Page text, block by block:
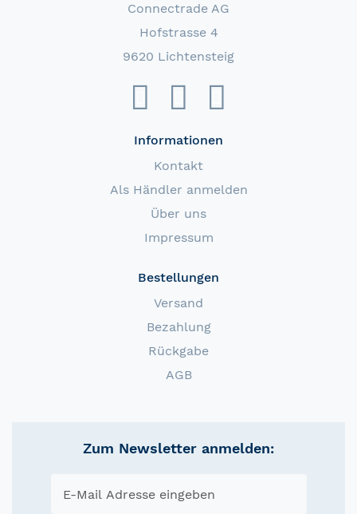
Connectrade AG
Hofstrasse 4
9620 Lichtensteig
Informationen
Kontakt
Als Händler anmelden
Über uns
Impressum
Bestellungen
Versand
Bezahlung
Rückgabe
AGB
Zum Newsletter anmelden: